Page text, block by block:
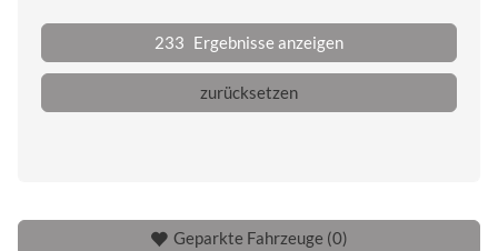
233 Ergebnisse anzeigen
zurücksetzen
Geparkte Fahrzeuge (0)